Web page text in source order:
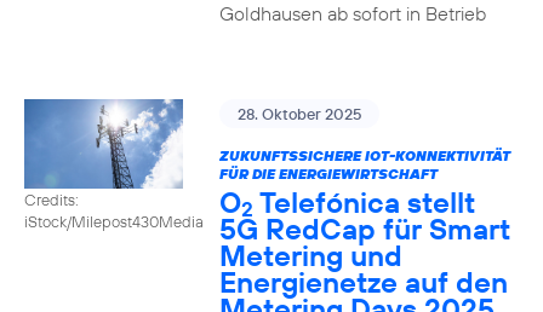
Goldhausen ab sofort in Betrieb
Credits:
iStock/Milepost430Media
28. Oktober 2025
ZUKUNFTSSICHERE IOT-KONNEKTIVITÄT
FÜR DIE ENERGIEWIRTSCHAFT
O2 Telefónica stellt
5G RedCap für Smart
Metering und
Energienetze auf den